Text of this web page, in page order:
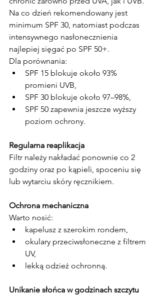
Na co dzień rekomendowany jest
minimum SPF 30, natomiast podczas
intensywnego nasłonecznienia
najlepiej sięgać po SPF 50+.
Dla porównania:
SPF 15 blokuje około 93%
promieni UVB,
SPF 30 blokuje około 97–98%,
SPF 50 zapewnia jeszcze wyższy
poziom ochrony.
Regularna reaplikacja
Filtr należy nakładać ponownie co 2
godziny oraz po kąpieli, spoceniu się
lub wytarciu skóry ręcznikiem.
Ochrona mechaniczna
Warto nosić:
kapelusz z szerokim rondem,
okulary przeciwsłoneczne z filtrem
UV,
lekką odzież ochronną.
Unikanie słońca w godzinach szczytu